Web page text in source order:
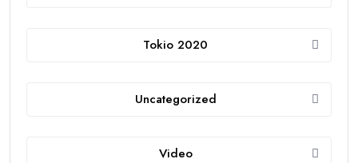
Tokio 2020
Uncategorized
Video